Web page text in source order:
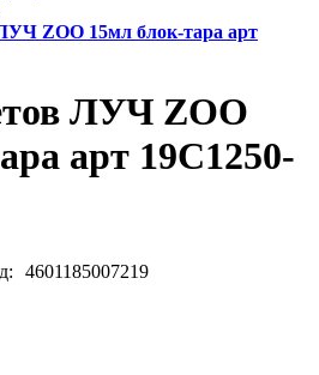
ZOO 15мл блок-тара арт
ЛУЧ ZOO
арт 19С1250-
4601185007219